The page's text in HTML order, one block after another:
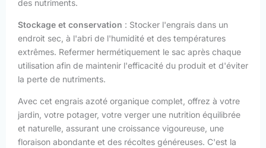
des nutriments.
Stockage et conservation : Stocker l'engrais dans un
endroit sec, à l'abri de l'humidité et des températures
extrêmes. Refermer hermétiquement le sac après chaque
utilisation afin de maintenir l'efficacité du produit et d'éviter
la perte de nutriments.
Avec cet engrais azoté organique complet, offrez à votre
jardin, votre potager, votre verger une nutrition équilibrée
et naturelle, assurant une croissance vigoureuse, une
floraison abondante et des récoltes généreuses. C'est la